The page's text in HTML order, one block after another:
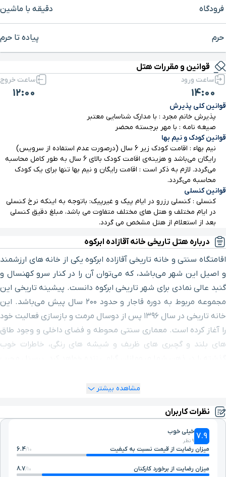
فرودگاه دقیقه با ماشین
حرم پیاده تا حرم
قوانین و مقررات هتل
ساعت ورود
14:00
ساعت خروج
12:00
قوانین کلی پذیرش
پذیرش خانم مجرد : با مدارک شناسایی معتبر
صیغه نامه : با مهر برجسته محضر
قوانین کودک و نیم بها
نیم بهاء : اقامت کودک زیر 6 سال (درصورت عدم استفاده از سرویس)
رایگان می‌باشد و هزینه‌ی اقامت کودک بالای 6 سال به طور کامل محاسبه
می‌گردد. لازم به ذکر است : اقامت رایگان و نیم بها تنها برای یک کودک
محاسبه می‌گردد.
قوانین کنسلی
کنسلی : کنسلی رزرو در ایام پیک و غیرپیک: باتوجه به اینکه نرخ کنسلی
در ایام مختلف و هتل های مختلف متفاوت می باشد، مبلغ دقیق کنسلی
بعد از استعلام از هتل مشخص می گردد.
درباره هتل تاریخی خانه آقازاده ابرکوه
اقامتگاه سنتی و خانه تاریخی آقازاده ابرکوه یکی از خانه های ارزشمند
و اصیل این شهر می‌باشد، که می‌توان آن را در کنار سرو کهنسال و
گنبد عالی نمادی برای شهر تاریخی ابرکوه دانست. پیشینه تاریخی این
مجموعه مربوط به دوره قاجار و حدود ۲۰۰ سال پیش می‌باشد. این
خانه تاریخی در سال ۱۳۹۶ پس از دوسال مرمت و بازسازی فعالیت خود
را آغاز کرده است. معماری سنتی محوطه و فضای داخلی و وجود طاق
های بلند و گچبری های ظریف و شیشه های رنگی، خاطرات خوب
مشاهده بیشتر
نظرات کاربران
7.9 خیلی خوب
9 نظر
میزان رضایت از قیمت نسبت به کیفیت 10/
6.4
میزان رضایت از برخورد کارکنان 10/
8.7